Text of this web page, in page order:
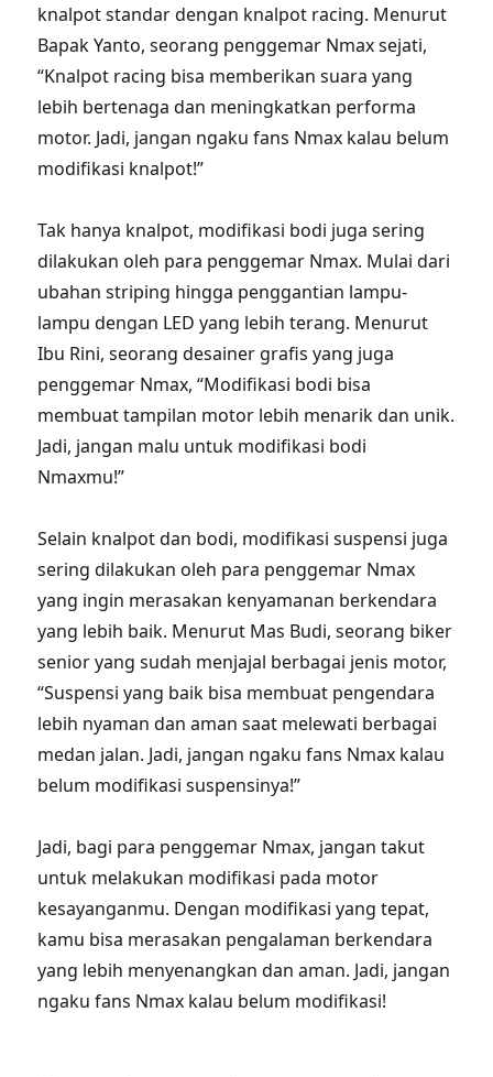
knalpot standar dengan knalpot racing. Menurut
Bapak Yanto, seorang penggemar Nmax sejati,
“Knalpot racing bisa memberikan suara yang
lebih bertenaga dan meningkatkan performa
motor. Jadi, jangan ngaku fans Nmax kalau belum
modifikasi knalpot!”
Tak hanya knalpot, modifikasi bodi juga sering
dilakukan oleh para penggemar Nmax. Mulai dari
ubahan striping hingga penggantian lampu-
lampu dengan LED yang lebih terang. Menurut
Ibu Rini, seorang desainer grafis yang juga
penggemar Nmax, “Modifikasi bodi bisa
membuat tampilan motor lebih menarik dan unik.
Jadi, jangan malu untuk modifikasi bodi
Nmaxmu!”
Selain knalpot dan bodi, modifikasi suspensi juga
sering dilakukan oleh para penggemar Nmax
yang ingin merasakan kenyamanan berkendara
yang lebih baik. Menurut Mas Budi, seorang biker
senior yang sudah menjajal berbagai jenis motor,
“Suspensi yang baik bisa membuat pengendara
lebih nyaman dan aman saat melewati berbagai
medan jalan. Jadi, jangan ngaku fans Nmax kalau
belum modifikasi suspensinya!”
Jadi, bagi para penggemar Nmax, jangan takut
untuk melakukan modifikasi pada motor
kesayanganmu. Dengan modifikasi yang tepat,
kamu bisa merasakan pengalaman berkendara
yang lebih menyenangkan dan aman. Jadi, jangan
ngaku fans Nmax kalau belum modifikasi!